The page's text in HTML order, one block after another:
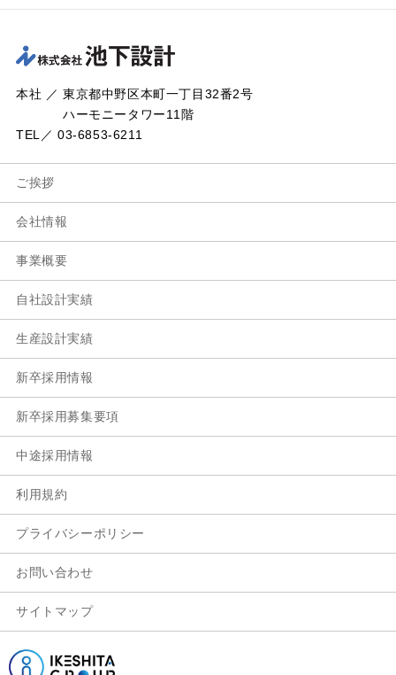
本社 ／ 東京都中野区本町一丁目32番2号
ハーモニータワー11階
TEL／ 03-6853-6211
ご挨拶
会社情報
事業概要
自社設計実績
生産設計実績
新卒採用情報
新卒採用募集要項
中途採用情報
利用規約
プライバシーポリシー
お問い合わせ
サイトマップ